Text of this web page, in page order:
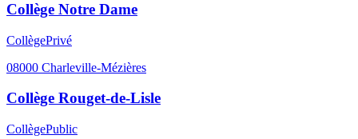
Collège Notre Dame
CollègePrivé
08000 Charleville-Mézières
Collège Rouget-de-Lisle
CollègePublic